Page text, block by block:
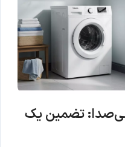
بی‌صدا: تضمین یک